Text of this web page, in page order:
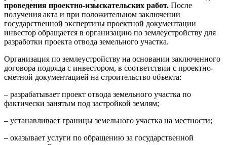
проведения проектно-изыскательских работ. После
получения акта и при положительном заключении
государственной экспертизы проектной документации
инвестор обращается в организацию по землеустройству для
разработки проекта отвода земельного участка.
Организация по землеустройству на основании заключенного
договора подряда с инвестором, в соответствии с проектно-
сметной документацией на строительство объекта:
– разрабатывает проект отвода земельного участка по
фактически занятым под застройкой землям;
– устанавливает границы земельного участка на местности;
– оказывает услуги по обращению за государственной